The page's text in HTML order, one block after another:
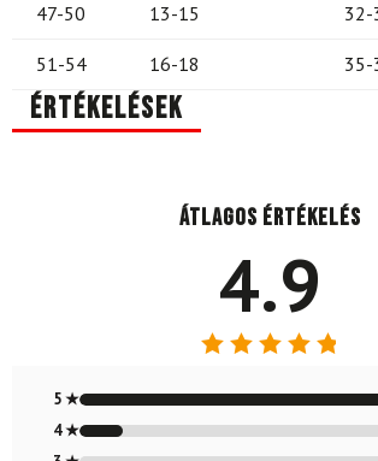
47-50 13-15 32-
51-54 16-18 35-
Értékelések
Átlagos értékelés
4.9
4.89/ 5
5 ★
4 ★